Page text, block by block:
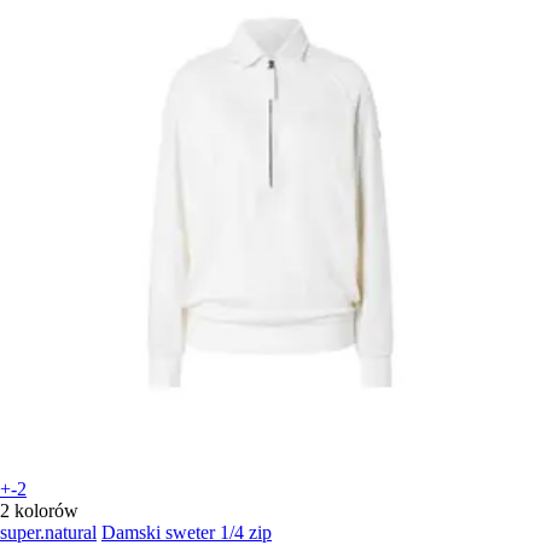
+-2
2 kolorów
super.natural Damski sweter 1/4 zip